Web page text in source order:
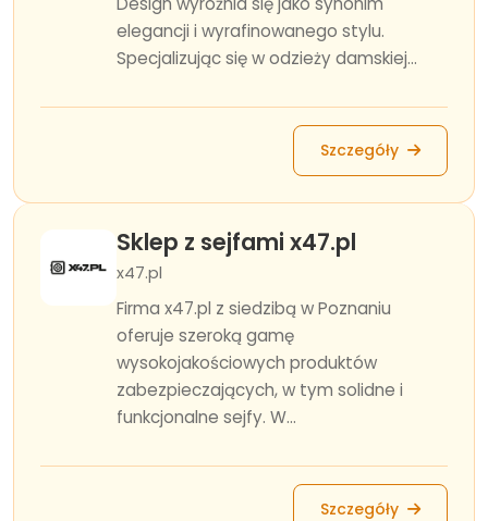
elegancji i wyrafinowanego stylu.
Specjalizując się w odzieży damskiej...
Szczegóły
Sklep z sejfami x47.pl
x47.pl
Firma x47.pl z siedzibą w Poznaniu
oferuje szeroką gamę
wysokojakościowych produktów
zabezpieczających, w tym solidne i
funkcjonalne sejfy. W...
Szczegóły